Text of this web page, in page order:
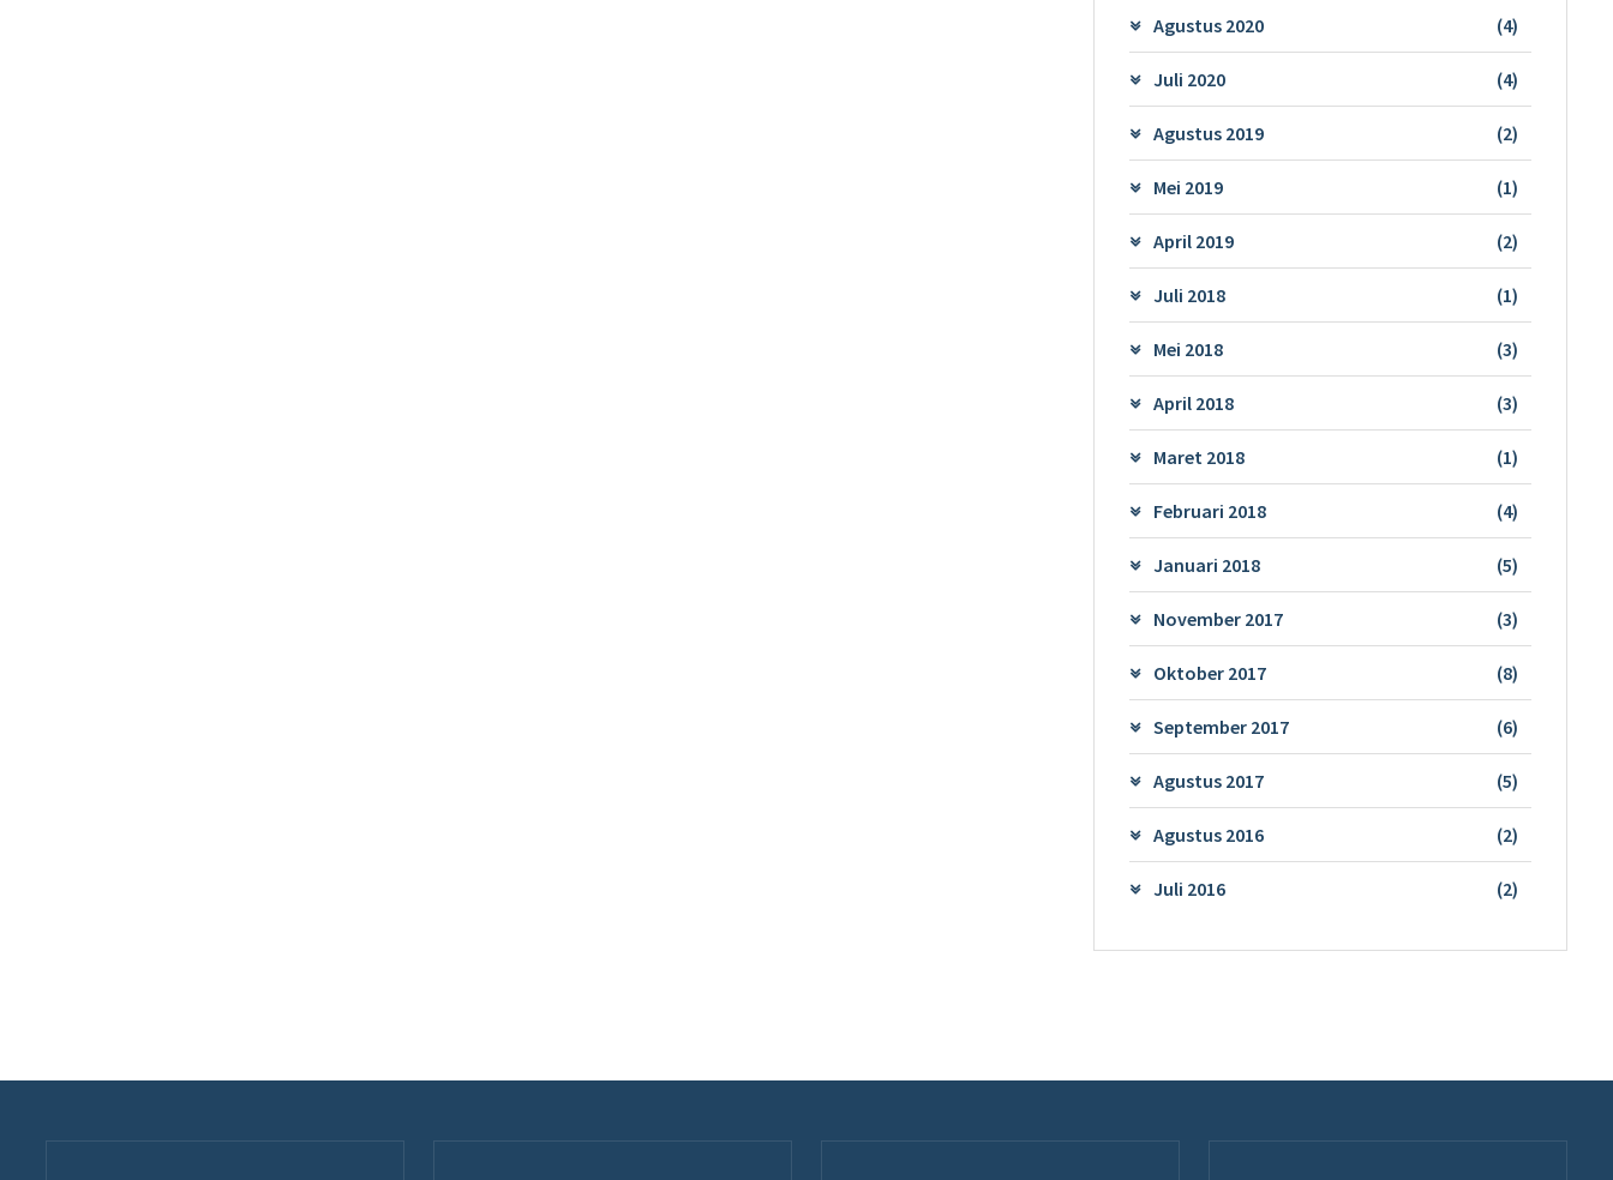
Agustus 2020 (4)
Juli 2020 (4)
Agustus 2019 (2)
Mei 2019 (1)
April 2019 (2)
Juli 2018 (1)
Mei 2018 (3)
April 2018 (3)
Maret 2018 (1)
Februari 2018 (4)
Januari 2018 (5)
November 2017 (3)
Oktober 2017 (8)
September 2017 (6)
Agustus 2017 (5)
Agustus 2016 (2)
Juli 2016 (2)